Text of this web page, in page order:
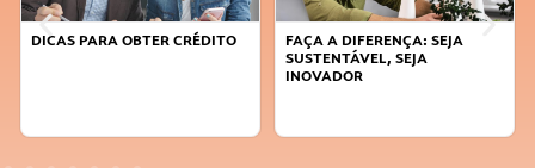
DICAS PARA OBTER CRÉDITO
FAÇA A DIFERENÇA: SEJA
SUSTENTÁVEL, SEJA
INOVADOR